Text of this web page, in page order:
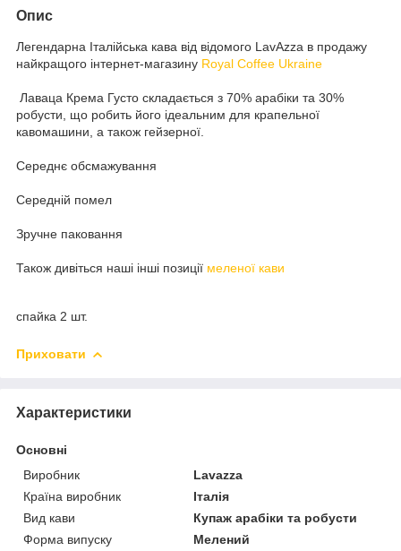
Опис
Легендарна Італійська кава від відомого LavAzza в продажу
найкращого інтернет-магазину Royal Coffee Ukraine
Лаваца Крема Густо складається з 70% арабіки та 30%
робусти, що робить його ідеальним для крапельної
кавомашини, а також гейзерної.
Середнє обсмажування
Середній помел
Зручне паковання
Також дивіться наші інші позиції меленої кави
спайка 2 шт.
Приховати
Характеристики
Основні
Виробник
Lavazza
Країна виробник
Італія
Вид кави
Купаж арабіки та робусти
Форма випуску
Мелений